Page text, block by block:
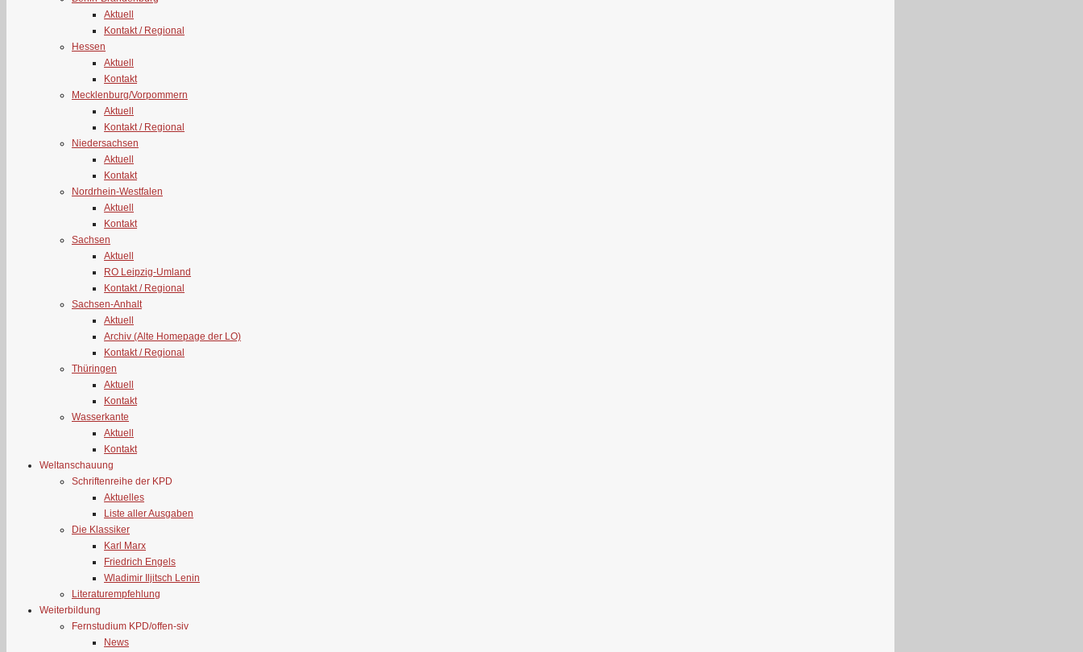
Aktuell
Kontakt / Regional
Hessen
Aktuell
Kontakt
Mecklenburg/Vorpommern
Aktuell
Kontakt / Regional
Niedersachsen
Aktuell
Kontakt
Nordrhein-Westfalen
Aktuell
Kontakt
Sachsen
Aktuell
RO Leipzig-Umland
Kontakt / Regional
Sachsen-Anhalt
Aktuell
Archiv (Alte Homepage der LO)
Kontakt / Regional
Thüringen
Aktuell
Kontakt
Wasserkante
Aktuell
Kontakt
Weltanschauung
Schriftenreihe der KPD
Aktuelles
Liste aller Ausgaben
Die Klassiker
Karl Marx
Friedrich Engels
Wladimir Iljitsch Lenin
Literaturempfehlung
Weiterbildung
Fernstudium KPD/offen-siv
News